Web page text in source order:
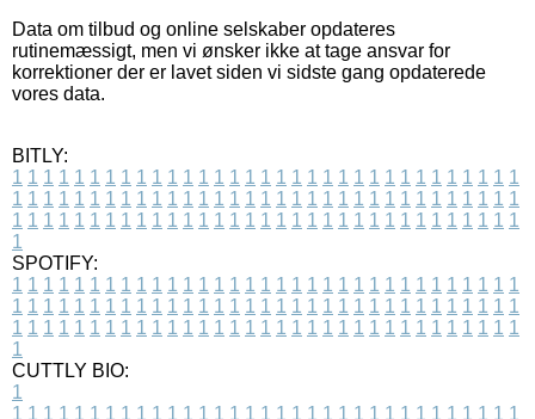
Data om tilbud og online selskaber opdateres
rutinemæssigt, men vi ønsker ikke at tage ansvar for
korrektioner der er lavet siden vi sidste gang opdaterede
vores data.
BITLY:
1 1 1 1 1 1 1 1 1 1 1 1 1 1 1 1 1 1 1 1 1 1 1 1 1 1 1 1 1 1 1 1 1
1 1 1 1 1 1 1 1 1 1 1 1 1 1 1 1 1 1 1 1 1 1 1 1 1 1 1 1 1 1 1 1 1
1 1 1 1 1 1 1 1 1 1 1 1 1 1 1 1 1 1 1 1 1 1 1 1 1 1 1 1 1 1 1 1 1
1
SPOTIFY:
1 1 1 1 1 1 1 1 1 1 1 1 1 1 1 1 1 1 1 1 1 1 1 1 1 1 1 1 1 1 1 1 1
1 1 1 1 1 1 1 1 1 1 1 1 1 1 1 1 1 1 1 1 1 1 1 1 1 1 1 1 1 1 1 1 1
1 1 1 1 1 1 1 1 1 1 1 1 1 1 1 1 1 1 1 1 1 1 1 1 1 1 1 1 1 1 1 1 1
1
CUTTLY BIO:
1
1 1 1 1 1 1 1 1 1 1 1 1 1 1 1 1 1 1 1 1 1 1 1 1 1 1 1 1 1 1 1 1 1